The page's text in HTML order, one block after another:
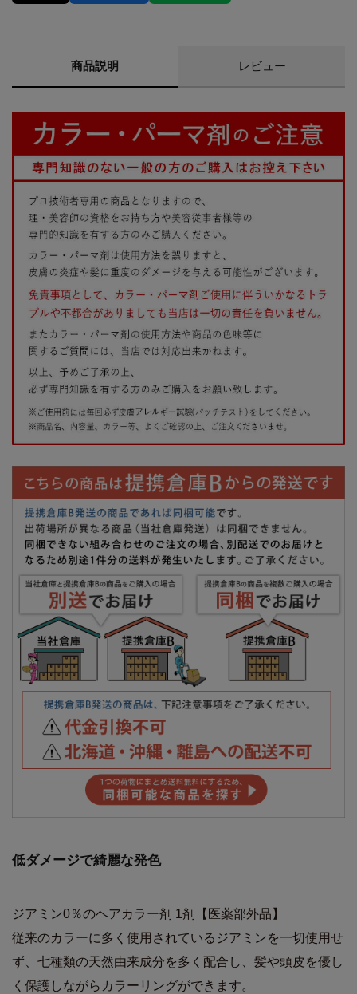
商品説明 レビュー
低ダメージで綺麗な発色
ジアミン0％のヘアカラー剤 1剤【医薬部外品】
従来のカラーに多く使用されているジアミンを一切使用せ
ず、七種類の天然由来成分を多く配合し、髪や頭皮を優し
く保護しながらカラーリングができます。